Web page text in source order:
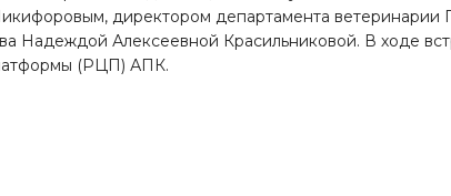
директором департамента
Надеждой Алексеевной Красильниковой. В ходе
(РЦП) АПК.